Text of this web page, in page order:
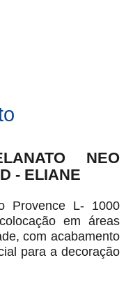
NEO
- ELIANE
Provence L- 1000
em áreas
com acabamento
para a decoração